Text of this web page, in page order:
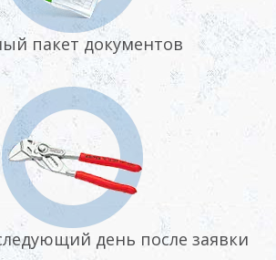
пакет документов
день после заявки